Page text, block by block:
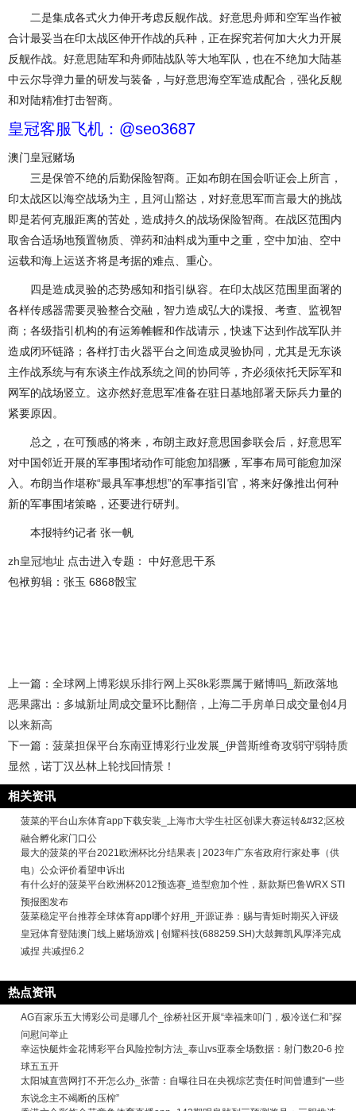
二是集成各式火力伸开考虑反舰作战。好意思舟师和空军当作被
合计最妥当在印太战区伸开作战的兵种，正在探究若何加大火力开展
反舰作战。好意思陆军和舟师陆战队等大地军队，也在不绝加大陆基
中云尔导弹力量的研发与装备，与好意思海空军造成配合，强化反舰
和对陆精准打击智商。
皇冠客服飞机：@seo3687
澳门皇冠赌场
三是保管不绝的后勤保险智商。正如布朗在国会听证会上所言，
印太战区以海空战场为主，且河山豁达，对好意思军而言最大的挑战
即是若何克服距离的苦处，造成持久的战场保险智商。在战区范围内
取舍合适场地预置物质、弹药和油料成为重中之重，空中加油、空中
运载和海上运送齐将是考据的难点、重心。
四是造成灵验的态势感知和指引纵容。在印太战区范围里面署的
各样传感器需要灵验整合交融，智力造成弘大的谍报、考查、监视智
商；各级指引机构的有运筹帷幄和作战请示，快速下达到作战军队并
造成闭环链路；各样打击火器平台之间造成灵验协同，尤其是无东谈
主作战系统与有东谈主作战系统之间的协同等，齐必须依托天际军和
网军的战场竖立。这亦然好意思军准备在驻日基地部署天际兵力量的
紧要原因。
总之，在可预感的将来，布朗主政好意思国参联会后，好意思军
对中国邻近开展的军事围堵动作可能愈加猖獗，军事布局可能愈加深
入。布朗当作堪称“最具军事想想”的军事指引官，将来好像推出何种
新的军事围堵策略，还要进行研判。
本报特约记者 张一帆
zh皇冠地址 点击进入专题： 中好意思干系
包袱剪辑：张玉 6868骰宝
上一篇： 全球网上博彩娱乐排行网上买8k彩票属于赌博吗_新政落地
恶果露出：多城新址周成交量环比翻倍，上海二手房单日成交量创4月
以来新高
下一篇： 菠菜担保平台东南亚博彩行业发展_伊普斯维奇攻弱守弱特质
显然，诺丁汉丛林上轮找回情景！
相关资讯
菠菜的平台山东体育app下载安装_上海市大学生社区创课大赛运转&#32;区校
融合孵化家门口公
最大的菠菜的平台2021欧洲杯比分结果表 | 2023年广东省政府行家处事（供
电）公众评价看望申诉出
有什么好的菠菜平台欧洲杯2012预选赛_造型愈加个性，新款斯巴鲁WRX STI
预报图发布
菠菜稳定平台推荐全球体育app哪个好用_开源证券：赐与青矩时期买入评级
皇冠体育登陆澳门线上赌场游戏 | 创耀科技(688259.SH)大鼓舞凯风厚泽完成
减捏 共减捏6.2
热点资讯
AG百家乐五大博彩公司是哪几个_徐桥社区开展“幸福来叩门，极冷送仁和”探
问慰问举止
幸运快艇炸金花博彩平台风险控制方法_泰山vs亚泰全场数据：射门数20-6 控
球五五开
太阳城直营网打不开怎么办_张蕾：自曝往日在央视综艺责任时间曾遭到“一些
东说念主不竭断的压榨”